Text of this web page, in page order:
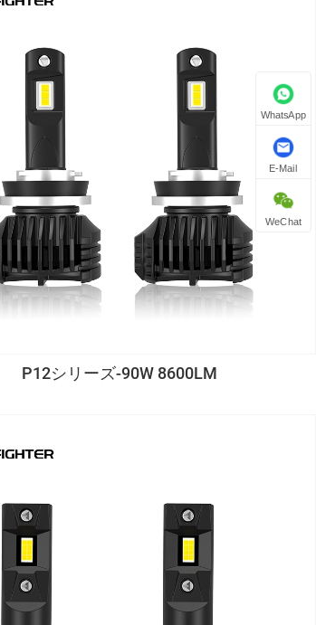
P12シリーズ-90W 8600LM
WhatsApp
E-Mail
WeChat